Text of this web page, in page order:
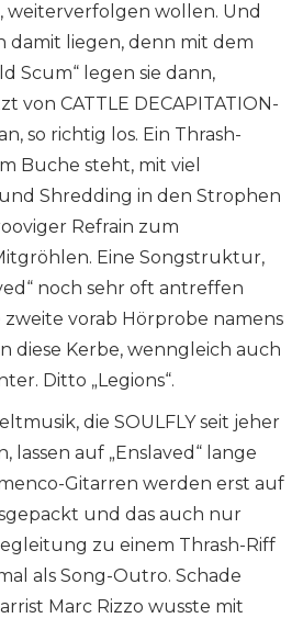
weiterverfolgen wollen. Und
damit liegen, denn mit dem
Scum“ legen sie dann,
von CATTLE DECAPITATION-
so richtig los. Ein Thrash-
Buche steht, mit viel
Shredding in den Strophen
Refrain zum
Eine Songstruktur,
noch sehr oft antreffen
vorab Hörprobe namens
diese Kerbe, wenngleich auch
Ditto „Legions“.
die SOULFLY seit jeher
lassen auf „Enslaved“ lange
Gitarren werden erst auf
und das auch nur
zu einem Thrash-Riff
als Song-Outro. Schade
Marc Rizzo wusste mit